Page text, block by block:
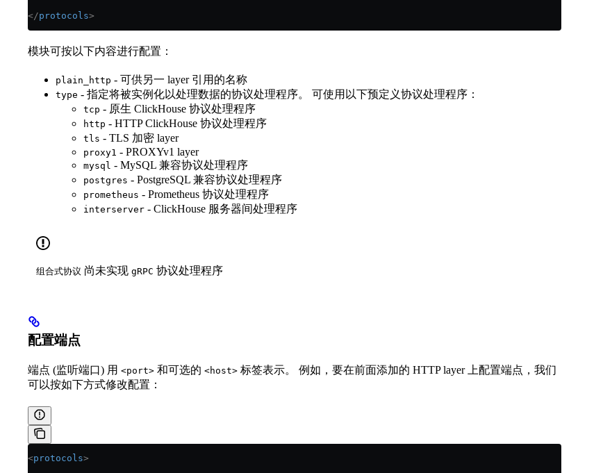
</protocols>
模块可按以下内容进行配置：
plain_http - 可供另一 layer 引用的名称
type - 指定将被实例化以处理数据的协议处理程序。 可使用以下预定义协议处理程序：
tcp - 原生 ClickHouse 协议处理程序
http - HTTP ClickHouse 协议处理程序
tls - TLS 加密 layer
proxy1 - PROXYv1 layer
mysql - MySQL 兼容协议处理程序
postgres - PostgreSQL 兼容协议处理程序
prometheus - Prometheus 协议处理程序
interserver - ClickHouse 服务器间处理程序
组合式协议 尚未实现 gRPC 协议处理程序
配置端点
端点 (监听端口) 用 <port> 和可选的 <host> 标签表示。 例如，要在前面添加的 HTTP layer 上配置端点，我们
可以按如下方式修改配置：
<protocols>